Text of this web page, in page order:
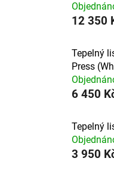
12 350
Tepelný
Press
6 450
Tepelný
3 950